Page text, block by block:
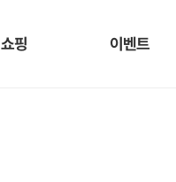
쇼핑 이벤트